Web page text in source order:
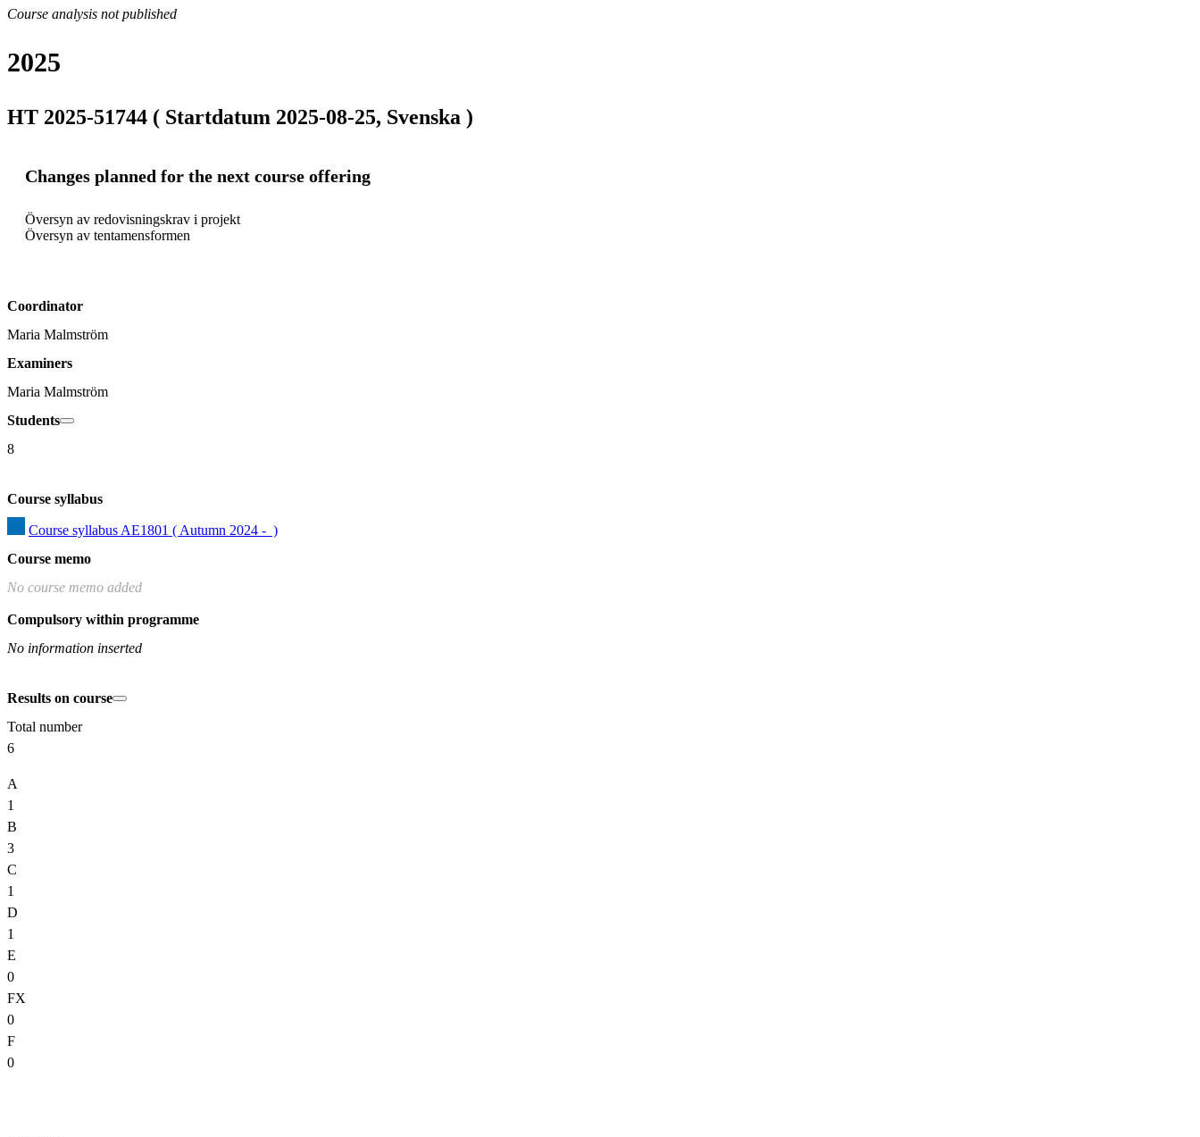
Course analysis not published
2025
HT 2025-51744 ( Startdatum 2025-08-25, Svenska )
Changes planned for the next course offering
Översyn av redovisningskrav i projekt
Coordinator
Maria Malmström
Examiners
Maria Malmström
Students
8
Course syllabus
Course syllabus AE1801 ( Autumn 2024 -  )
Course memo
No course memo added
Compulsory within programme
No information inserted
Results on course
Total number
6
A
1
B
3
C
1
D
1
E
0
FX
0
F
0